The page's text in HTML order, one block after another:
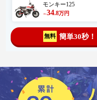
モンキー125
～34.8万円
無料 簡単30秒！